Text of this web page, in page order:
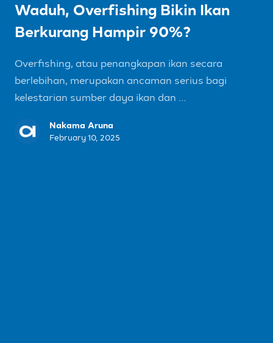
Waduh, Overfishing Bikin Ikan
Berkurang Hampir 90%?
Overfishing, atau penangkapan ikan secara
berlebihan, merupakan ancaman serius bagi
kelestarian sumber daya ikan dan ...
Nakama Aruna
February 10, 2025